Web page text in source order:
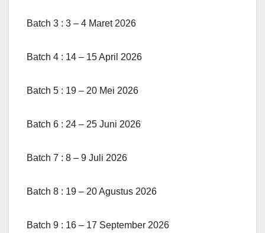
Batch 3 : 3 – 4 Maret 2026
Batch 4 : 14 – 15 April 2026
Batch 5 : 19 – 20 Mei 2026
Batch 6 : 24 – 25 Juni 2026
Batch 7 : 8 – 9 Juli 2026
Batch 8 : 19 – 20 Agustus 2026
Batch 9 : 16 – 17 September 2026